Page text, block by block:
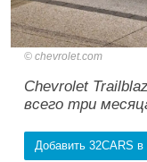
chevrolet.com
Chevrolet
всего три
Добавить 32CARS